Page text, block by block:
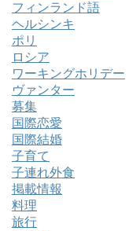
フィンランド語
ヘルシンキ
ポリ
ロシア
ワーキングホリデー
ヴァンター
募集
国際恋愛
国際結婚
子育て
子連れ外食
掲載情報
料理
旅行